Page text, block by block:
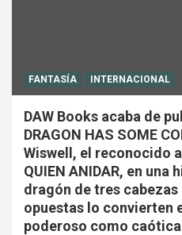
FANTASÍA INTERNACIONAL
DAW Books acaba de
DRAGON HAS SOME
Wiswell, el reconocido
QUIEN ANIDAR, en una
dragón de tres
opuestas lo convierten
poderoso como